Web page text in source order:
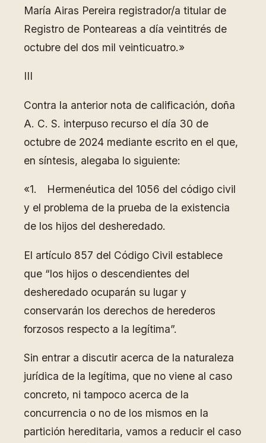
María Airas Pereira registrador/a titular de
Registro de Ponteareas a día veintitrés de
octubre del dos mil veinticuatro.»
III
Contra la anterior nota de calificación, doña
A. C. S. interpuso recurso el día 30 de
octubre de 2024 mediante escrito en el que,
en síntesis, alegaba lo siguiente:
«1. Hermenéutica del 1056 del código civil
y el problema de la prueba de la existencia
de los hijos del desheredado.
El artículo 857 del Código Civil establece
que “los hijos o descendientes del
desheredado ocuparán su lugar y
conservarán los derechos de herederos
forzosos respecto a la legítima”.
Sin entrar a discutir acerca de la naturaleza
jurídica de la legítima, que no viene al caso
concreto, ni tampoco acerca de la
concurrencia o no de los mismos en la
partición hereditaria, vamos a reducir el caso